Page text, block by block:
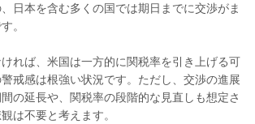
日本を含む多くの国では期日までに交渉がま
。
れば、米国は一方的に関税率を引き上げる可
戒感は根強い状況です。ただし、交渉の進展
の延長や、関税率の段階的な見直しも想定さ
は不要と考えます。